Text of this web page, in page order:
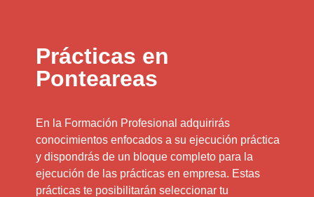
Prácticas en
Ponteareas
En la Formación Profesional adquirirás
conocimientos enfocados a su ejecución práctica
y dispondrás de un bloque completo para la
ejecución de las prácticas en empresa. Estas
prácticas te posibilitarán seleccionar tu